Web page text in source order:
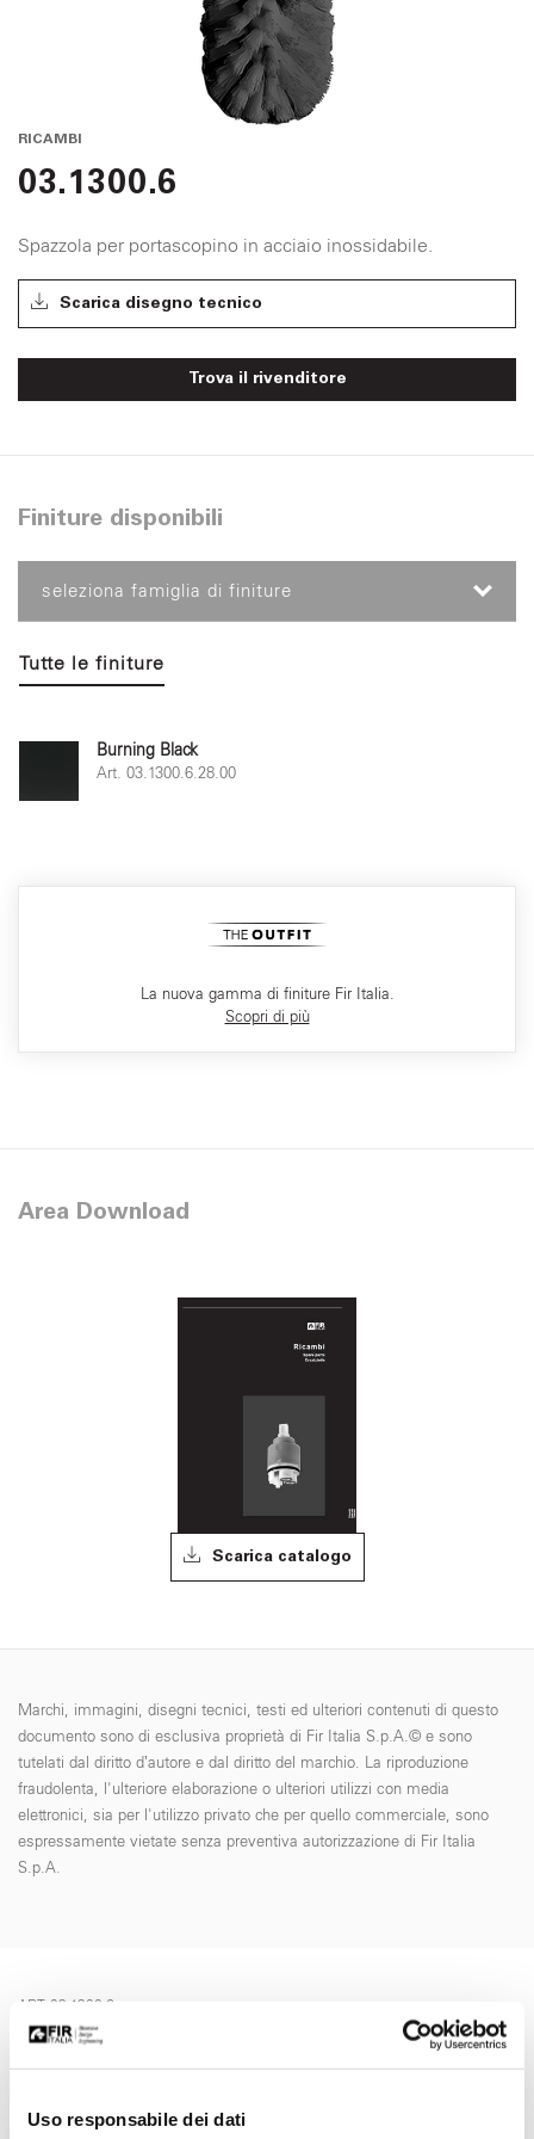
Uso responsabile dei dati
RICAMBI
03.1300.6
Spazzola per portascopino in acciaio inossidabile.
Scarica disegno tecnico
Trova il rivenditore
Finiture disponibili
seleziona famiglia di finiture
Tutte le finiture
Burning Black
Art. 03.1300.6.28.00
La nuova gamma di finiture Fir Italia.
Scopri di più
Area Download
Scarica catalogo
Marchi, immagini, disegni tecnici, testi ed ulteriori contenuti di questo
documento sono di esclusiva proprietà di Fir Italia S.p.A.© e sono
tutelati dal diritto d’autore e dal diritto del marchio. La riproduzione
fraudolenta, l'ulteriore elaborazione o ulteriori utilizzi con media
elettronici, sia per l'utilizzo privato che per quello commerciale, sono
espressamente vietate senza preventiva autorizzazione di Fir Italia
S.p.A.
ART. 03.1300.6
Richiedi informazioni